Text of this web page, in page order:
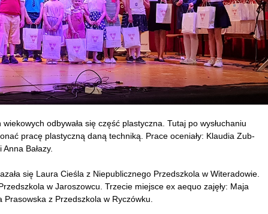
odbywała się część plastyczna. Tutaj po wysłuchaniu
pracę plastyczną daną techniką. Prace oceniały: Klaudia Zub-
Bałazy.
się Laura Cieśla z Niepublicznego Przedszkola w Witeradowie.
w Jaroszowcu. Trzecie miejsce ex aequo zajęły: Maja
z Przedszkola w Ryczówku.